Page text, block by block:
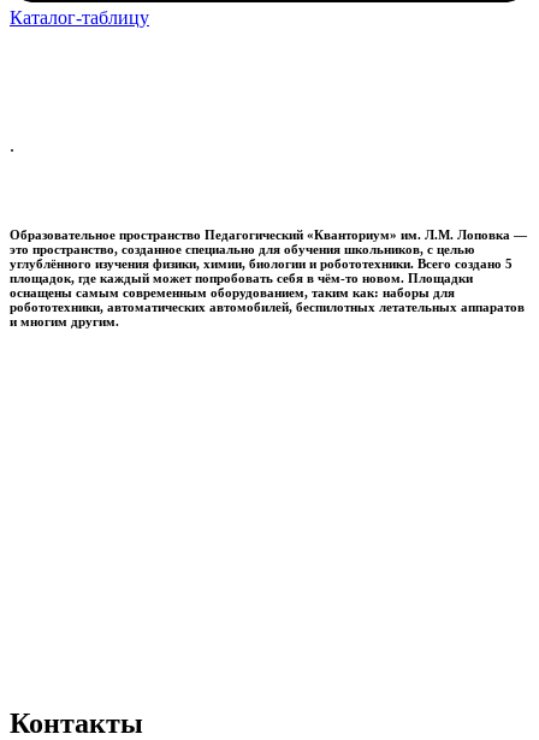
Каталог-таблицу
.
Образовательное пространство Педагогический «Кванториум» им. Л.М. Лоповка —
это пространство, созданное специально для обучения школьников, с целью
углублённого изучения физики, химии, биологии и робототехники. Всего создано 5
площадок, где каждый может попробовать себя в чём-то новом. Площадки
оснащены самым современным оборудованием, таким как: наборы для
робототехники, автоматических автомобилей, беспилотных летательных аппаратов
и многим другим.
Контакты